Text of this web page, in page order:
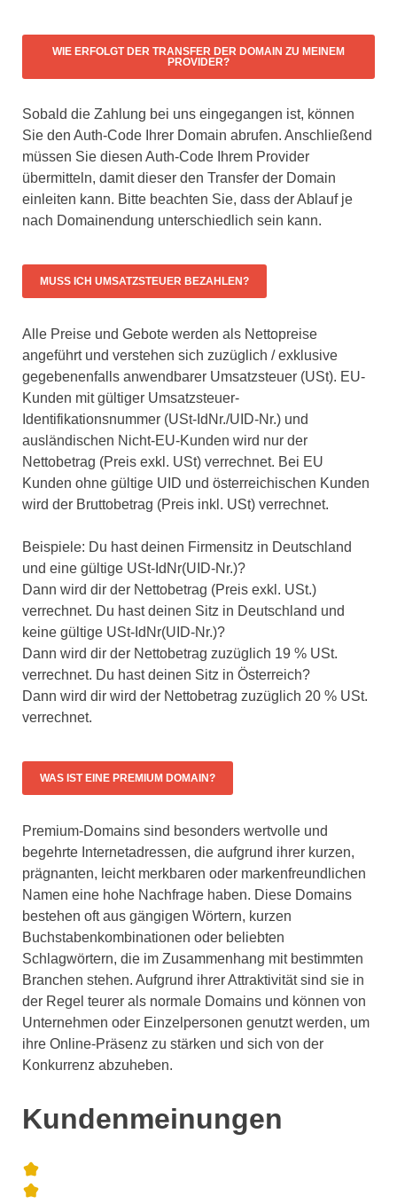
WIE ERFOLGT DER TRANSFER DER DOMAIN ZU MEINEM
PROVIDER?
Sobald die Zahlung bei uns eingegangen ist, können
Sie den Auth-Code Ihrer Domain abrufen. Anschließend
müssen Sie diesen Auth-Code Ihrem Provider
übermitteln, damit dieser den Transfer der Domain
einleiten kann. Bitte beachten Sie, dass der Ablauf je
nach Domainendung unterschiedlich sein kann.
MUSS ICH UMSATZSTEUER BEZAHLEN?
Alle Preise und Gebote werden als Nettopreise
angeführt und verstehen sich zuzüglich / exklusive
gegebenenfalls anwendbarer Umsatzsteuer (USt). EU-
Kunden mit gültiger Umsatzsteuer-
Identifikationsnummer (USt-IdNr./UID-Nr.) und
ausländischen Nicht-EU-Kunden wird nur der
Nettobetrag (Preis exkl. USt) verrechnet. Bei EU
Kunden ohne gültige UID und österreichischen Kunden
wird der Bruttobetrag (Preis inkl. USt) verrechnet.
Beispiele: Du hast deinen Firmensitz in Deutschland
und eine gültige USt-IdNr(UID-Nr.)?
Dann wird dir der Nettobetrag (Preis exkl. USt.)
verrechnet. Du hast deinen Sitz in Deutschland und
keine gültige USt-IdNr(UID-Nr.)?
Dann wird dir der Nettobetrag zuzüglich 19 % USt.
verrechnet. Du hast deinen Sitz in Österreich?
Dann wird dir wird der Nettobetrag zuzüglich 20 % USt.
verrechnet.
WAS IST EINE PREMIUM DOMAIN?
Premium-Domains sind besonders wertvolle und
begehrte Internetadressen, die aufgrund ihrer kurzen,
prägnanten, leicht merkbaren oder markenfreundlichen
Namen eine hohe Nachfrage haben. Diese Domains
bestehen oft aus gängigen Wörtern, kurzen
Buchstabenkombinationen oder beliebten
Schlagwörtern, die im Zusammenhang mit bestimmten
Branchen stehen. Aufgrund ihrer Attraktivität sind sie in
der Regel teurer als normale Domains und können von
Unternehmen oder Einzelpersonen genutzt werden, um
ihre Online-Präsenz zu stärken und sich von der
Konkurrenz abzuheben.
Kundenmeinungen